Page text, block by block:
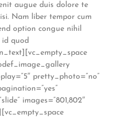
augue duis dolore te
Nam liber tempor cum
option congue nihil
quod
pretty_photo=”no”
images=”801,802″